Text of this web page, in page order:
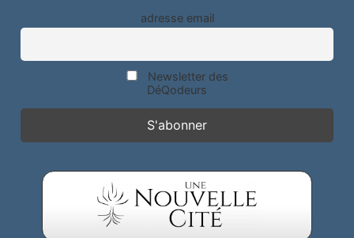
adresse email
Newsletter des
DéQodeurs